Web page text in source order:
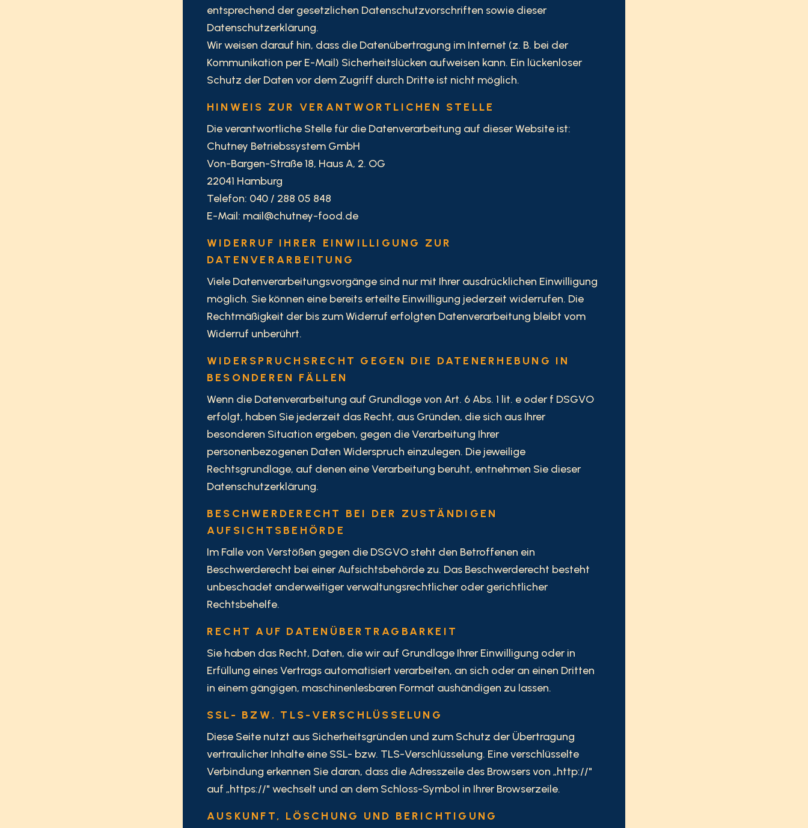
entsprechend der gesetzlichen Datenschutzvorschriften sowie dieser
Datenschutzerklärung.
Wir weisen darauf hin, dass die Datenübertragung im Internet (z. B. bei der
Kommunikation per E-Mail) Sicherheitslücken aufweisen kann. Ein lückenloser
Schutz der Daten vor dem Zugriff durch Dritte ist nicht möglich.
HINWEIS ZUR VERANTWORTLICHEN STELLE
Die verantwortliche Stelle für die Datenverarbeitung auf dieser Website ist:
Chutney Betriebssystem GmbH
Von-Bargen-Straße 18, Haus A, 2. OG
22041 Hamburg
Telefon: 040 / 288 05 848
E-Mail: mail@chutney-food.de
WIDERRUF IHRER EINWILLIGUNG ZUR
DATENVERARBEITUNG
Viele Datenverarbeitungsvorgänge sind nur mit Ihrer ausdrücklichen Einwilligung
möglich. Sie können eine bereits erteilte Einwilligung jederzeit widerrufen. Die
Rechtmäßigkeit der bis zum Widerruf erfolgten Datenverarbeitung bleibt vom
Widerruf unberührt.
WIDERSPRUCHSRECHT GEGEN DIE DATENERHEBUNG IN
BESONDEREN FÄLLEN
Wenn die Datenverarbeitung auf Grundlage von Art. 6 Abs. 1 lit. e oder f DSGVO
erfolgt, haben Sie jederzeit das Recht, aus Gründen, die sich aus Ihrer
besonderen Situation ergeben, gegen die Verarbeitung Ihrer
personenbezogenen Daten Widerspruch einzulegen. Die jeweilige
Rechtsgrundlage, auf denen eine Verarbeitung beruht, entnehmen Sie dieser
Datenschutzerklärung.
BESCHWERDERECHT BEI DER ZUSTÄNDIGEN
AUFSICHTSBEHÖRDE
Im Falle von Verstößen gegen die DSGVO steht den Betroffenen ein
Beschwerderecht bei einer Aufsichtsbehörde zu. Das Beschwerderecht besteht
unbeschadet anderweitiger verwaltungsrechtlicher oder gerichtlicher
Rechtsbehelfe.
RECHT AUF DATENÜBERTRAGBARKEIT
Sie haben das Recht, Daten, die wir auf Grundlage Ihrer Einwilligung oder in
Erfüllung eines Vertrags automatisiert verarbeiten, an sich oder an einen Dritten
in einem gängigen, maschinenlesbaren Format aushändigen zu lassen.
SSL- BZW. TLS-VERSCHLÜSSELUNG
Diese Seite nutzt aus Sicherheitsgründen und zum Schutz der Übertragung
vertraulicher Inhalte eine SSL- bzw. TLS-Verschlüsselung. Eine verschlüsselte
Verbindung erkennen Sie daran, dass die Adresszeile des Browsers von „http://"
auf „https://" wechselt und an dem Schloss-Symbol in Ihrer Browserzeile.
AUSKUNFT, LÖSCHUNG UND BERICHTIGUNG